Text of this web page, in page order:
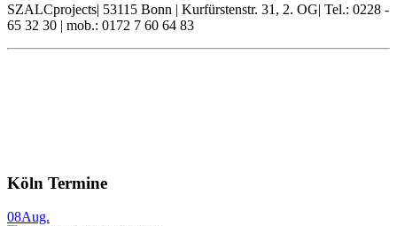
SZALCprojects| 53115 Bonn | Kurfürstenstr. 31, 2. OG| Tel.: 0228 -
65 32 30 | mob.: 0172 7 60 64 83
Köln Termine
08Aug.